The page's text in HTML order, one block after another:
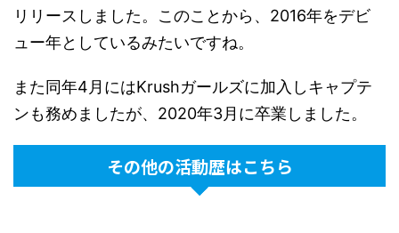
リリースしました。このことから、2016年をデビ
ュー年としているみたいですね。
また同年4月にはKrushガールズに加入しキャプテ
ンも務めましたが、2020年3月に卒業しました。
その他の活動歴はこちら